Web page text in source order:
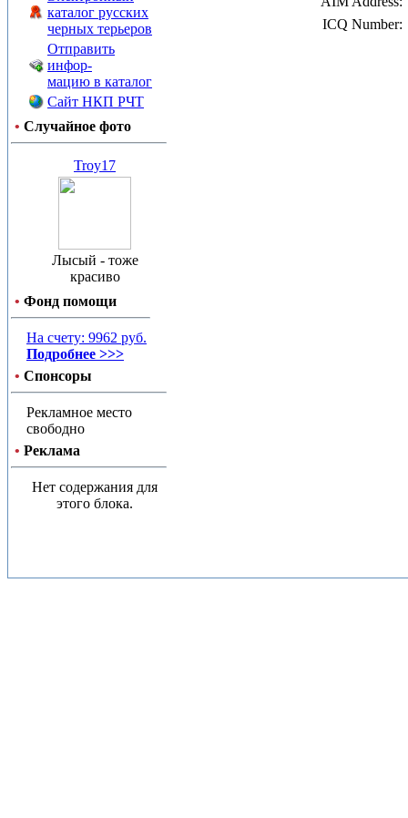
каталог русских
черных терьеров
Отправить
инфор-
мацию в каталог
Сайт НКП РЧТ
• Случайное фото
Troy17
Лысый - тоже
красиво
• Фонд помощи
На счету: 9962 руб.
Подробнее >>>
• Спонсоры
Рекламное место
свободно
• Реклама
Нет содержания для
этого блока.
ICQ Number: